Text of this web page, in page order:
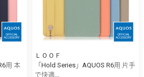
用 本
ＬＯＯＦ
「Hold Series」AQUOS R6用 片手
で快適...